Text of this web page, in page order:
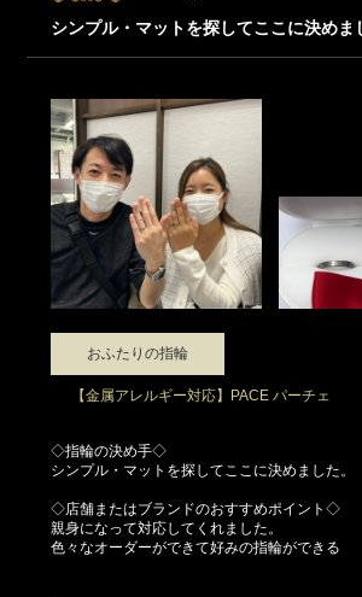
シンプル・マットを探してここに決めま
おふたりの指輪
【金属アレルギー対応】PACE パーチェ
◇指輪の決め手◇
シンプル・マットを探してここに決めました。
◇店舗またはブランドのおすすめポイント◇
親身になって対応してくれました。
色々なオーダーができて好みの指輪ができる